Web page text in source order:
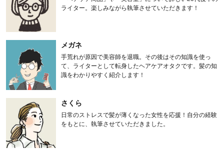
ライター。楽しみながら執筆させていただきます！
メガネ
手荒れが原因で美容師を退職。その後はその知識を使っ
て、ライターとして転身したヘアケアオタクです。髪の知
識をわかりやすく紹介します！
さくら
日常のストレスで髪が薄くなった女性を応援！自分の経験
をもとに、執筆させていただきました。